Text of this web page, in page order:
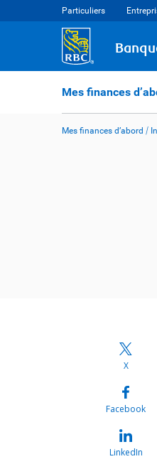
Particuliers
Mes finances
Mes finances d’abord /
X
Facebook
LinkedIn